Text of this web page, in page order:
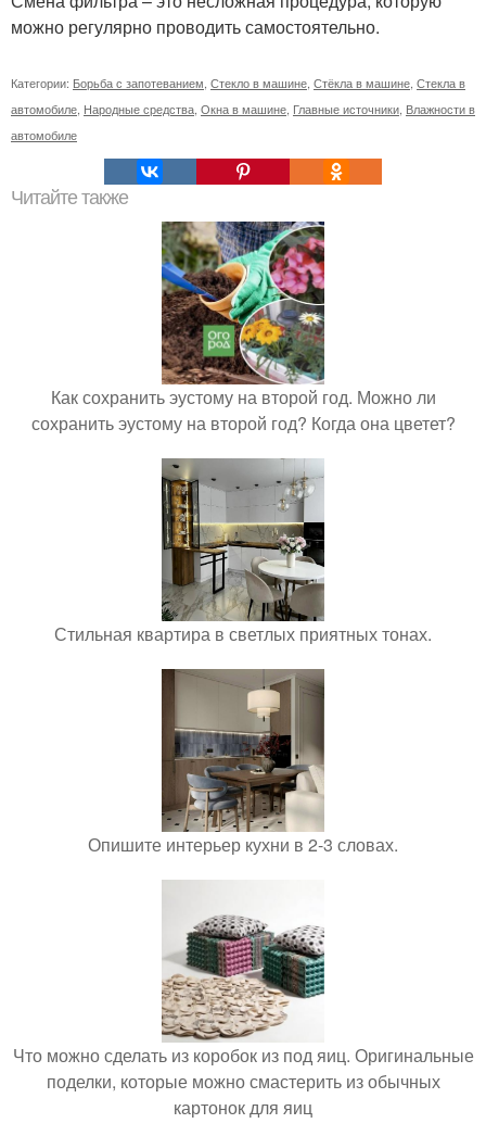
можно регулярно проводить самостоятельно.
Категории: Борьба с запотеванием Стекло в машине Стёкла в машине Стекла в
автомобиле Народные средства Окна в машине Главные источники Влажности в
автомобиле
Читайте также
Как сохранить эустому на второй год. Можно ли
сохранить эустому на второй год? Когда она цветет?
Стильная квартира в светлых приятных тонах.
Опишите интерьер кухни в 2-3 словах.
Что можно сделать из коробок из под яиц. Оригинальные
поделки, которые можно смастерить из обычных
картонок для яиц